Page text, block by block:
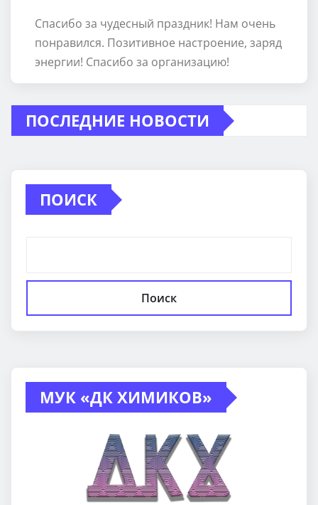
Спасибо за чудесный праздник! Нам очень
понравился. Позитивное настроение, заряд
энергии! Спасибо за организацию!
ПОСЛЕДНИЕ НОВОСТИ
ПОИСК
Поиск
МУК «ДК ХИМИКОВ»